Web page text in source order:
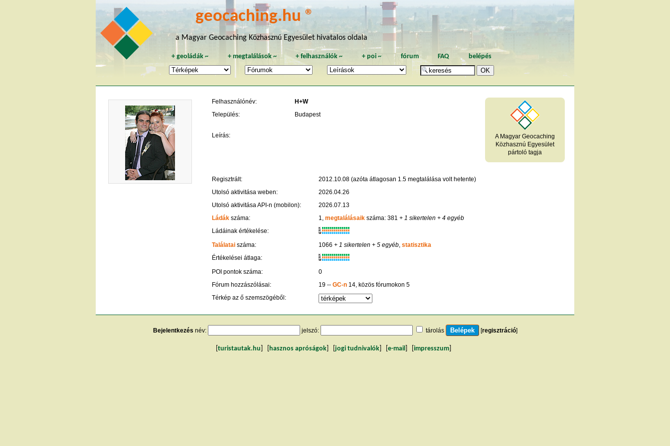
geocaching.hu ®
a Magyar Geocaching Közhasznú Egyesület hivatalos oldala
+geoládák ~ + megtalálások~ +felhasználók ~ + poi~ fórum FAQ belépés
A Magyar Geocaching
Közhasznú Egyesület
pártoló tagja
Felhasználónév:
H+W
Település:
Budapest
Leírás:
Regisztrált:
2012.10.08 (azóta átlagosan 1.5 megtalálása volt hetente)
Utolsó aktivitása weben:
2026.04.26
Utolsó aktivitása API-n (mobilon):
2026.07.13
Ládák száma: 1, megtalálásaikszáma: 381 + 1 sikertelen + 4 egyéb
Ládáinak értékelése:
K
R
W
Találatai száma: 1066 + 1 sikertelen + 5 egyéb, statisztika
Értékelései átlaga:
K
R
W
POI pontok száma:
0
Fórum hozzászólásai:
19 -- GC-n14, közös fórumokon 5
Térkép az ő szemszögéből:
Bejelentkezés név: jelszó: tárolás [regisztráció]
turistautak.hu hasznos apróságok jogi tudnivalók e-mail impresszum